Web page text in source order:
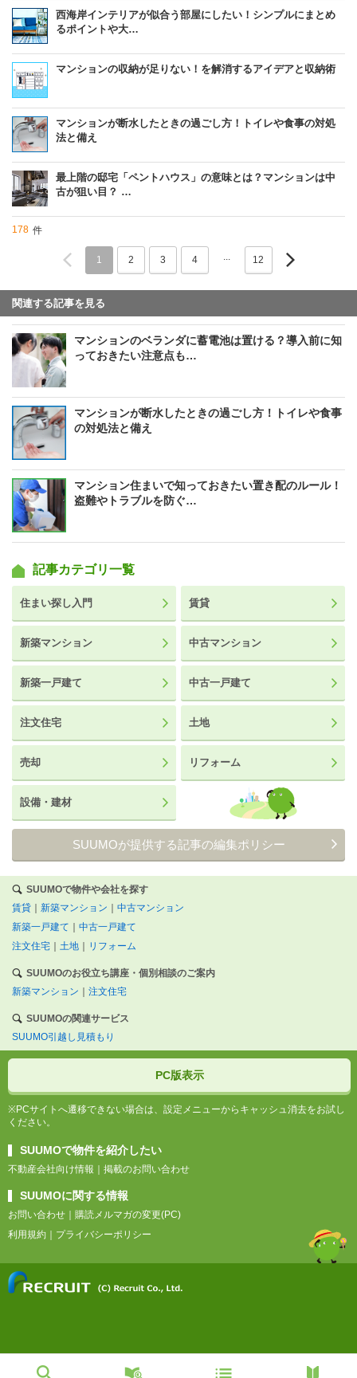
西海岸インテリアが似合う部屋にしたい！シンプルにまとめ
るポイントや大…
マンションの収納が足りない！を解消するアイデアと収納術
マンションが断水したときの過ごし方！トイレや食事の対処
法と備え
最上階の邸宅「ペントハウス」の意味とは？マンションは中
古が狙い目？ …
178 件
1 2 3 4 ... 12
関連する記事を見る
マンションのベランダに蓄電池は置ける？導入前に知
っておきたい注意点も…
マンションが断水したときの過ごし方！トイレや食事
の対処法と備え
マンション住まいで知っておきたい置き配のルール！
盗難やトラブルを防ぐ…
記事カテゴリ一覧
住まい探し入門 賃貸
新築マンション 中古マンション
新築一戸建て 中古一戸建て
注文住宅 土地
売却 リフォーム
設備・建材
SUUMOが提供する記事の編集ポリシー
SUUMOで物件や会社を探す
賃貸
新築マンション
中古マンション
新築一戸建て
中古一戸建て
注文住宅
土地 リフォーム
SUUMOのお役立ち講座・個別相談のご案内
新築マンション ｜ 注文住宅
SUUMOの関連サービス
SUUMO引越し見積もり
PC版表示
※PCサイトへ遷移できない場合は、設定メニューからキャッシュ消去をお試し
ください。
SUUMOで物件を紹介したい
不動産会社向け情報 ｜ 掲載のお問い合わせ
SUUMOに関する情報
お問い合わせ ｜ 購読メルマガの変更(PC)
利用規約 ｜ プライバシーポリシー